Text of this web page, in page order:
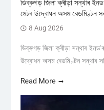
ডিব্ৰুগড় জিলা ক্ৰীড়া সন্থাৰ
মেটৰ উদ্বোধন অসম বেডমিণ্টন
8 Aug 2026
ডিব্ৰুগড় জিলা ক্ৰীড়া সন্থাৰ
উদ্বোধন অসম বেডমিণ্টন সন্থাৰ
Read More